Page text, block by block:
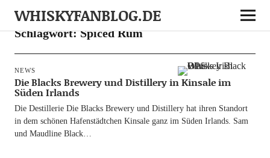
WHISKYFANBLOG.DE
Schlagwort:Spiced Rum
NEWS
Die Blacks Brewery und Distillery in Kinsale im
Süden Irlands
Die Destil­le­rie Die Blacks Bre­wery und Distil­lery hat ihren Stand­ort
in dem schö­nen Hafen­städt­chen Kin­sa­le ganz im Süden Irlands. Sam
und Maud­li­ne Black…